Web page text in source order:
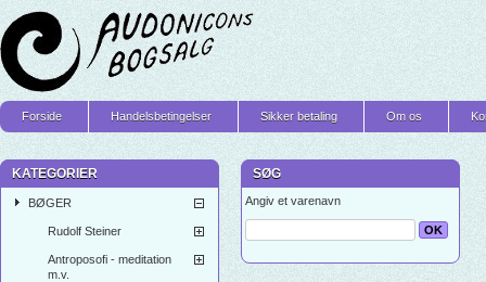
Forside Handelsbetingelser Sikker betaling Om os
KATEGORIER
BØGER
Rudolf Steiner
Antroposofi - meditation
m.v.
SØG
Angiv et varenavn